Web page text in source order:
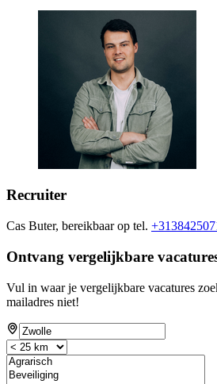
Recruiter
Cas Buter, bereikbaar op tel.
Ontvang vergelijkbare
Vul in waar je vergelijkbare vacatures
mailadres niet!